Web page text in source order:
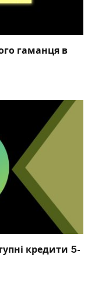
гаманця в
кредити 5-